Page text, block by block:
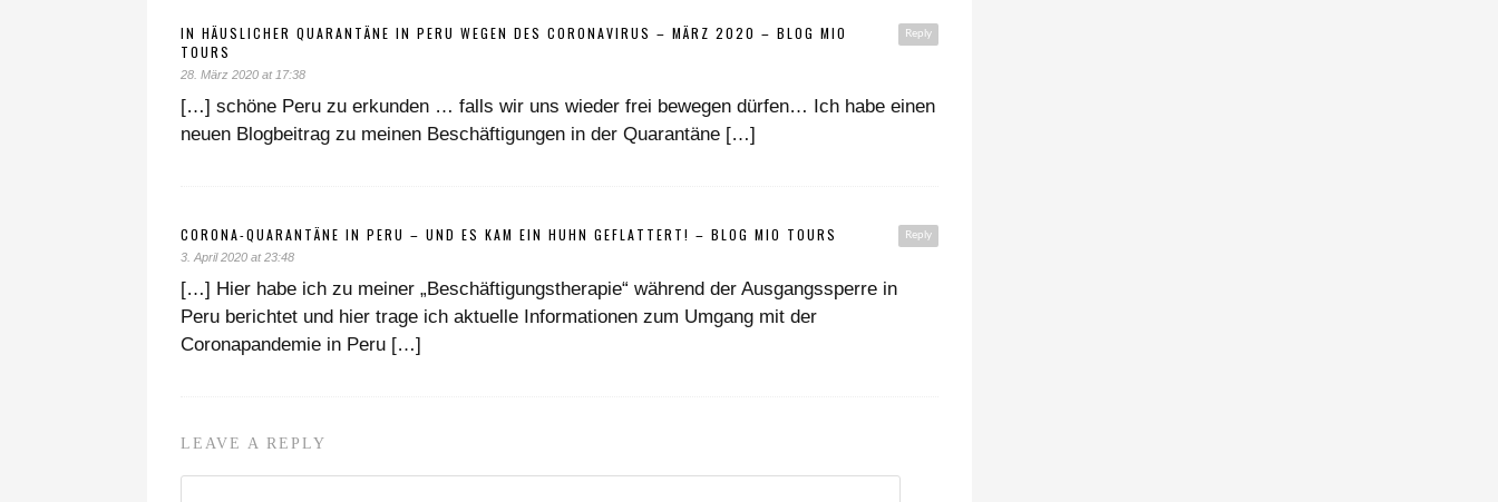
Reply
IN HÄUSLICHER QUARANTÄNE IN PERU WEGEN DES CORONAVIRUS – MÄRZ 2020 – BLOG MIO
TOURS
28. März 2020 at 17:38
[…] schöne Peru zu erkunden … falls wir uns wieder frei bewegen dürfen… Ich habe einen
neuen Blogbeitrag zu meinen Beschäftigungen in der Quarantäne […]
Reply
CORONA-QUARANTÄNE IN PERU – UND ES KAM EIN HUHN GEFLATTERT! – BLOG MIO TOURS
3. April 2020 at 23:48
[…] Hier habe ich zu meiner „Beschäftigungstherapie“ während der Ausgangssperre in
Peru berichtet und hier trage ich aktuelle Informationen zum Umgang mit der
Coronapandemie in Peru […]
LEAVE A REPLY